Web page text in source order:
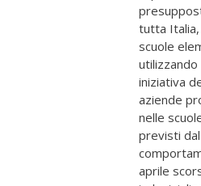
tutta Italia,
scuole
iniziativa
aziende
nelle
previsti
aprile